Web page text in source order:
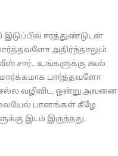
இடுப்பில் ஈரத்துண்டுடன்
அதிர்ந்தாலும்
சார்.. உங்களுக்கு கூல்
பார்த்தவளோ
வழிவிட, ஒன்று அவனை
பானங்கள் கீழே
இடம் இருந்தது.